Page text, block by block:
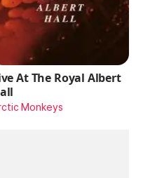
At The Royal Albert
Monkeys